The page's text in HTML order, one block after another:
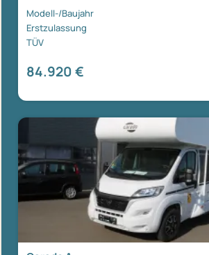
Modell-/Baujahr
Erstzulassung
TÜV
84.920 €